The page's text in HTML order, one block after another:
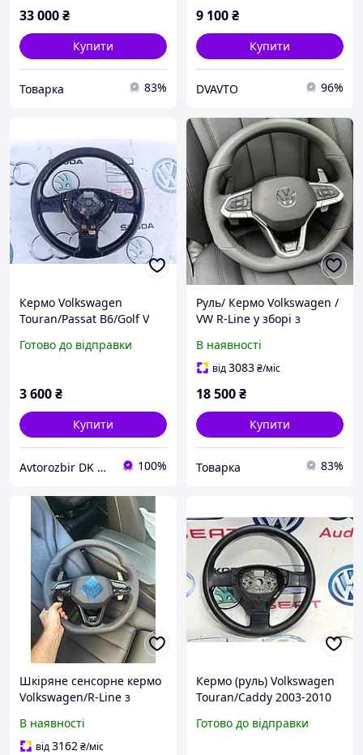
33 000₴
Купити
Товарка 83%
9 100₴
Купити
DVAVTO 96%
Кермо Volkswagen
Touran/Passat B6/Golf V
Готово до відправки
3 600₴
Купити
Avtorozbir DK Motors 100%
Руль/ Кермо Volkswagen /
VW R-Line у зборі з
Volkswagen Р-лайн
В наявності
від3083₴/міс
18 500₴
Купити
Товарка 83%
Шкіряне сенсорне кермо
Volkswagen/R-Line з
пелюстками
В наявності
від3162₴/міс
Кермо (руль) Volkswagen
Touran/Caddy 2003-2010
Готово до відправки